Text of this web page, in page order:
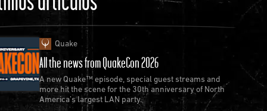
Quake
All the news from QuakeCon 2026
A new Quake™ episode, special guest streams and
more hit the scene for the 30th anniversary of North
America’s largest LAN party.